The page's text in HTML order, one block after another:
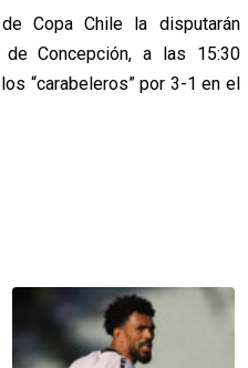
Copa Chile la disputarán
de Concepción, a las 15:30
“carabeleros” por 3-1 en el